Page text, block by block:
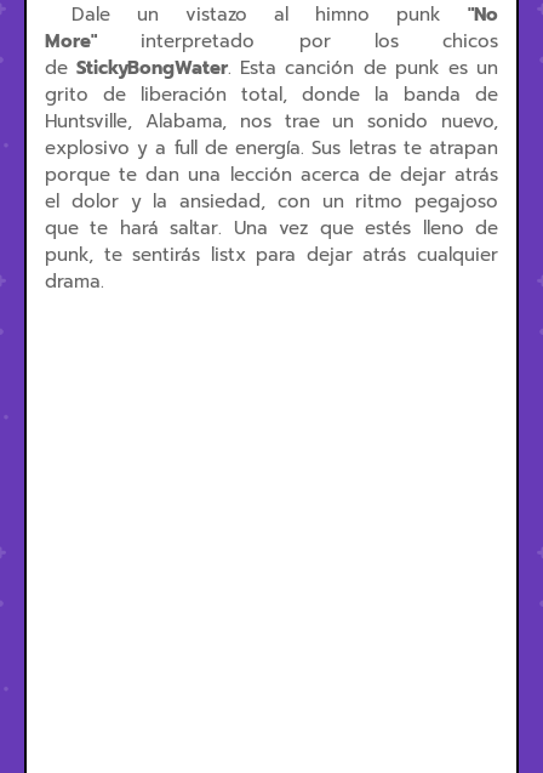
Dale un vistazo al himno punk "No
More" interpretado por los chicos
deStickyBongWater. Esta canción de punk es un
grito de liberación total, donde la banda de
Huntsville, Alabama, nos trae un sonido nuevo,
explosivo y a full de energía. Sus letras te atrapan
porque te dan una lección acerca de dejar atrás
el dolor y la ansiedad, con un ritmo pegajoso
que te hará saltar. Una vez que estés lleno de
punk, te sentirás listx para dejar atrás cualquier
drama.